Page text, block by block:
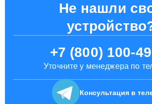
Не нашли
+7 (800) 100-
Уточните у менеджера по
Консультация в